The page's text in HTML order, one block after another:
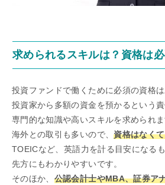
求められるスキルは？資格は
投資ファンドで働くために必須の資格は
投資家から多額の資金を預かるという責
専門的な知識や高いスキルを求められま
海外との取引も多いので、資格はなく
TOEICなど、英語力を計る目安になる
先方にもわかりやすいです。
そのほか、 公認会計士やMBA、証券ア